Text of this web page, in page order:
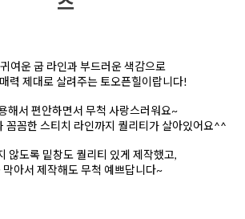
여운 굽 라인과 부드러운 색감으로
력 제대로 살려주는 토오픈힐이랍니다!
해서 편안하면서 무척 사랑스러워요~
꼼꼼한 스티치 라인까지 퀄리티가 살아있어요^^
않도록 밑창도 퀄리티 있게 제작했고,
막아서 제작해도 무척 예쁘답니다~